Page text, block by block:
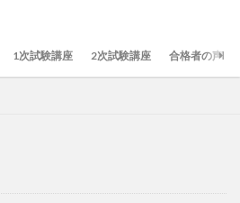
1次試験講座 2次試験講座 合格者の声